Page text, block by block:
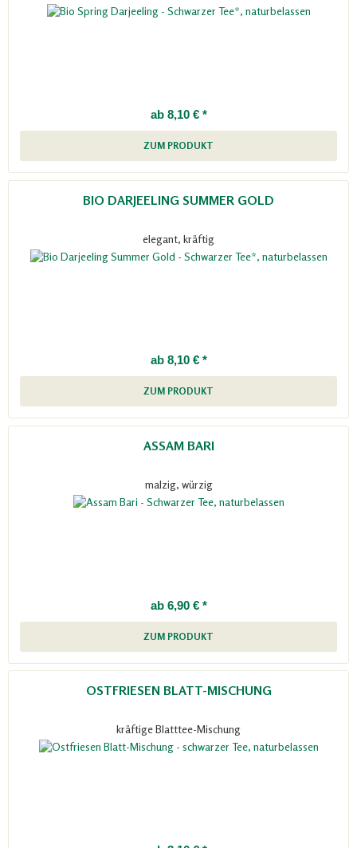
ab 8,10 € *
ZUM PRODUKT
BIO DARJEELING SUMMER GOLD
elegant, kräftig
ab 8,10 € *
ZUM PRODUKT
ASSAM BARI
malzig, würzig
ab 6,90 € *
ZUM PRODUKT
OSTFRIESEN BLATT-MISCHUNG
kräftige Blatttee-Mischung